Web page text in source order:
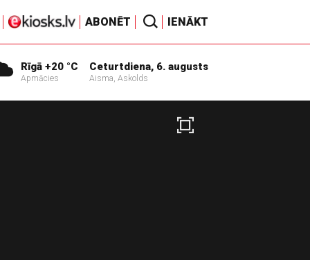
ABONĒT IENĀKT
Rīgā +20 °C
Apmācies
Ceturtdiena, 6. augusts
Aisma, Askolds